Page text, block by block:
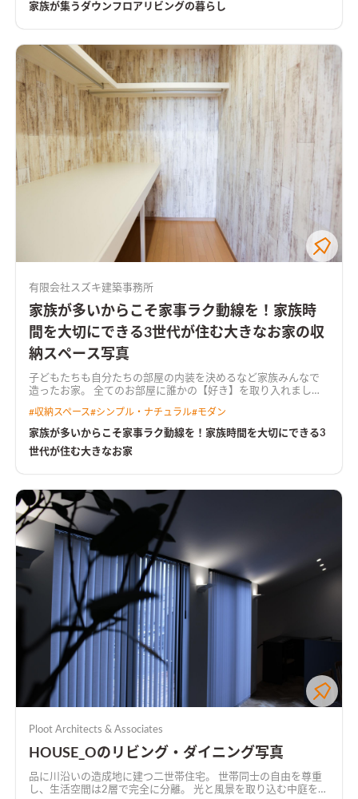
家族が集うダウンフロアリビングの暮らし
有限会社スズキ建築事務所
家族が多いからこそ家事ラク動線を！家族時
間を大切にできる3世代が住む大きなお家の収
納スペース写真
子どもたちも自分たちの部屋の内装を決めるなど家族みんなで
造ったお家。 全てのお部屋に誰かの【好き】を取り入れまし
は忙しい方・家族が多い方必見。 オープンハウスでも多くの方
からご好評を頂きました。 2階の子ども部屋をあえてコンパクト
さん作ることができるお家です。
#収納スペース#シンプル・ナチュラル#モダン
家族が多いからこそ家事ラク動線を！家族時間を大切にできる3
世代が住む大きなお家
Ploot Architects & Associates
HOUSE_Oのリビング・ダイニング写真
品に川沿いの造成地に建つ二世帯住宅。 世帯同士の自由を尊重
し、生活空間は2層で完全に分離。 光と風景を取り込む中庭を共